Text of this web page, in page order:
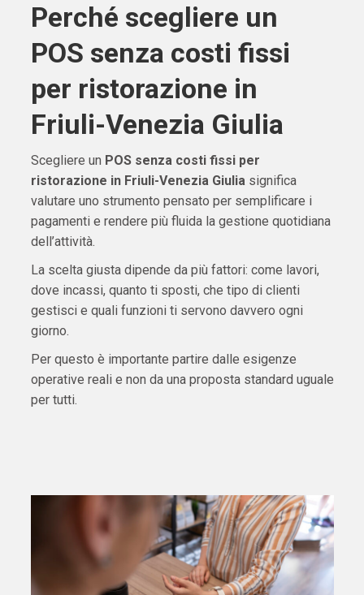
Perché scegliere un
POS senza costi fissi
per ristorazione in
Friuli-Venezia Giulia
Scegliere un POS senza costi fissi per
ristorazione in Friuli-Venezia Giuliasignifica
valutare uno strumento pensato per semplificare i
pagamenti e rendere più fluida la gestione quotidiana
dell’attività.
La scelta giusta dipende da più fattori: come lavori,
dove incassi, quanto ti sposti, che tipo di clienti
gestisci e quali funzioni ti servono davvero ogni
giorno.
Per questo è importante partire dalle esigenze
operative reali e non da una proposta standard uguale
per tutti.